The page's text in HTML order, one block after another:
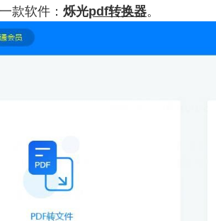
款软件： 烁光pdf转换器。